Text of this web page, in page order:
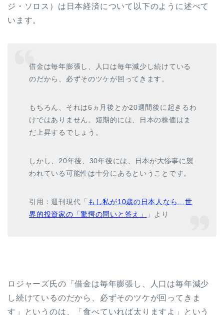
ジ・ソロス）は日本経済について以下のように述べて
います。
借金は毎年膨張し、人口は毎年減少し続けている
のだから、必ずそのツケが回ってきます。
もちろん、それは6ヵ月後とか20週間後に起きるわ
けではありません。短期的には、日本の株価はま
だ上昇するでしょう。
しかし、20年後、30年後には、日本が大惨事に襲
われている可能性は十分にあるということです。
引用：週刊現代「 もし私が10歳の日本人なら…世
界的投資家の「驚愕の問いと答え」
」より
ロジャーズ氏の「借金は毎年膨張し、人口は毎年減少
し続けているのだから、必ずそのツケが回ってきま
す」というのは、「食べていれば太りますよ」という